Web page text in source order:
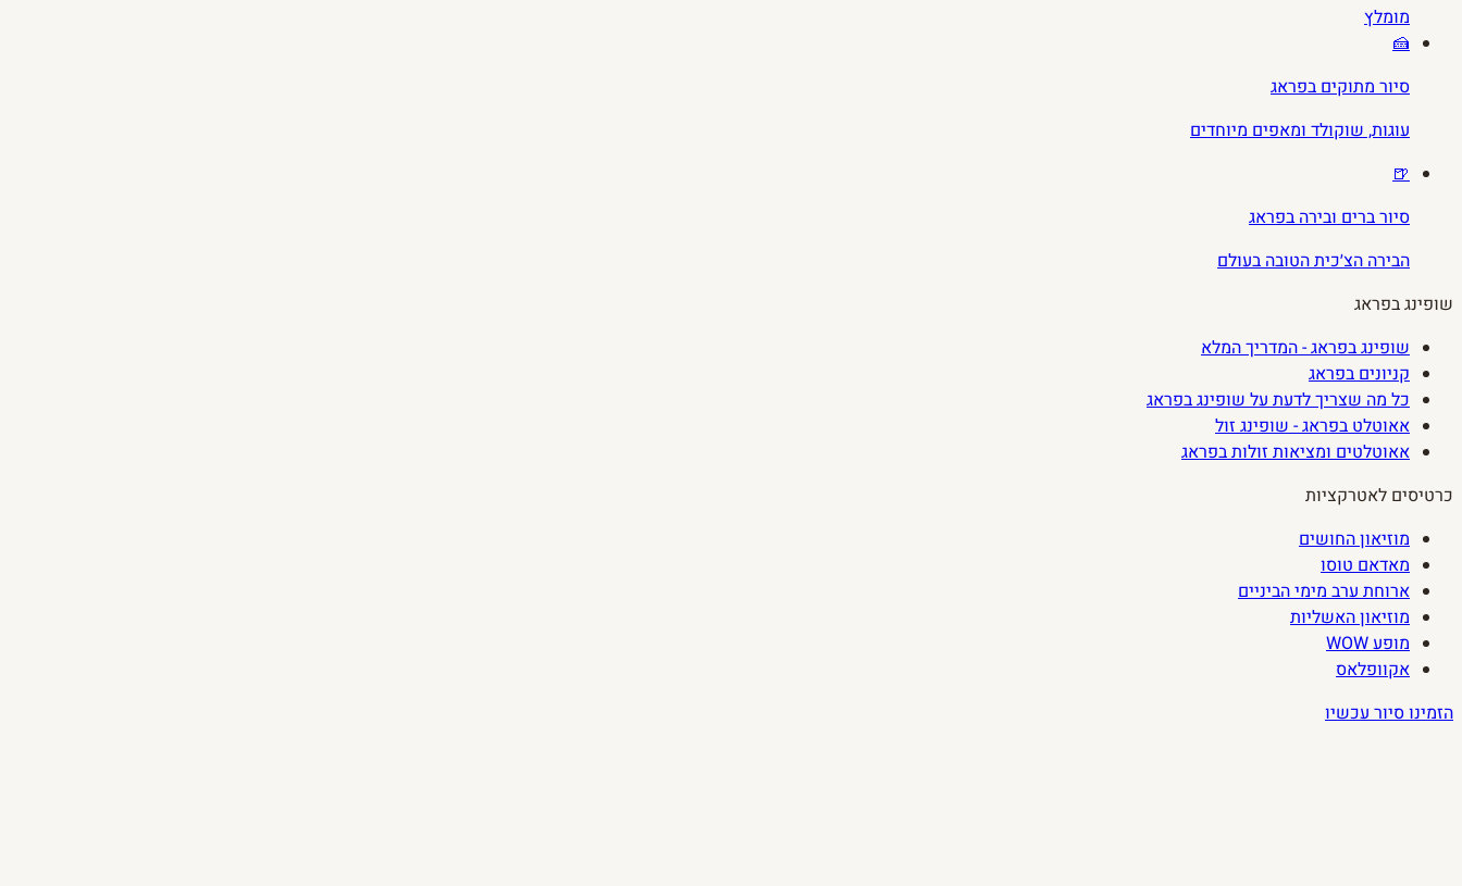
מומלץ
🍰
סיור מתוקים בפראג
עוגות, שוקולד ומאפים מיוחדים
🍺
סיור ברים ובירה בפראג
הבירה הצ׳כית הטובה בעולם
שופינג בפראג
שופינג בפראג - המדריך המלא
קניונים בפראג
כל מה שצריך לדעת על שופינג בפראג
אאוטלט בפראג - שופינג זול
אאוטלטים ומציאות זולות בפראג
כרטיסים לאטרקציות
מוזיאון החושים
מאדאם טוסו
ארוחת ערב מימי הביניים
מוזיאון האשליות
מופע WOW
אקוופלאס
הזמינו סיור עכשיו